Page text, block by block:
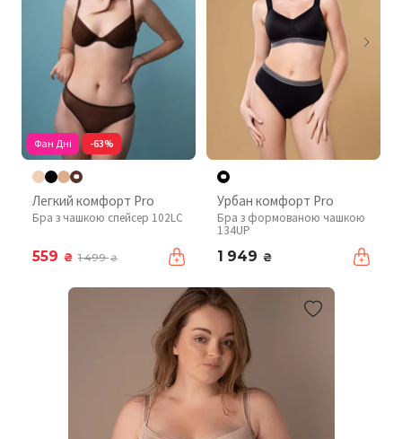
Фан Дні -63%
Легкий комфорт Pro
Бра з чашкою спейсер 102LC
559 ₴ 1 499₴
Урбан комфорт Pro
Бра з формованою чашкою
134UP
1 949 ₴